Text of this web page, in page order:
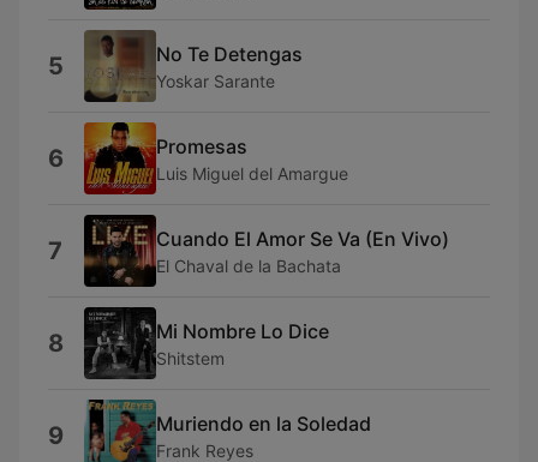
5 No Te Detengas
Yoskar Sarante
6 Promesas
Luis Miguel del Amargue
7 Cuando El Amor Se Va (En Vivo)
El Chaval de la Bachata
8 Mi Nombre Lo Dice
Shitstem
9 Muriendo en la Soledad
Frank Reyes